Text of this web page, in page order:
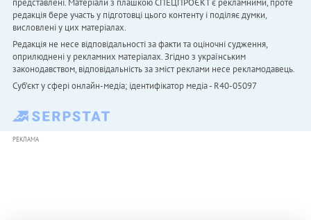
редакція бере участь у підготовці цього контенту і поділяє думки,
висловлені у цих матеріалах.
Редакція не несе відповідальності за факти та оціночні судження,
оприлюднені у рекламних матеріалах. Згідно з українським
законодавством, відповідальність за зміст реклами несе рекламодавець.
Cуб'єкт у сфері онлайн-медіа; ідентифікатор медіа - R40-05097
РЕКЛАМА